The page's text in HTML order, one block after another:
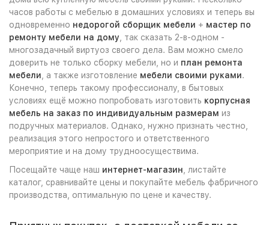
часов работы с мебелью в домашних условиях и теперь вы
одновременно недорогой сборщик мебели + мастер по
ремонту мебели на дому , так сказать 2-в-одном -
многозадачный виртуоз своего дела. Вам можно смело
доверить не только сборку мебели, но и план ремонта
мебели , а также изготовление мебели своими руками.
Конечно, теперь такому профессионалу, в бытовых
условиях ещё можно попробовать изготовить корпусная
мебель на заказ по индивидуальным размерам из
подручных материалов. Однако, нужно признать честно,
реализация этого непростого и ответственного
мероприятие и на дому трудноосуществима.
Посещайте чаще наш интернет-магазин , листайте
каталог, сравнивайте цены и покупайте мебель фабричного
производства, оптимальную по цене и качеству.